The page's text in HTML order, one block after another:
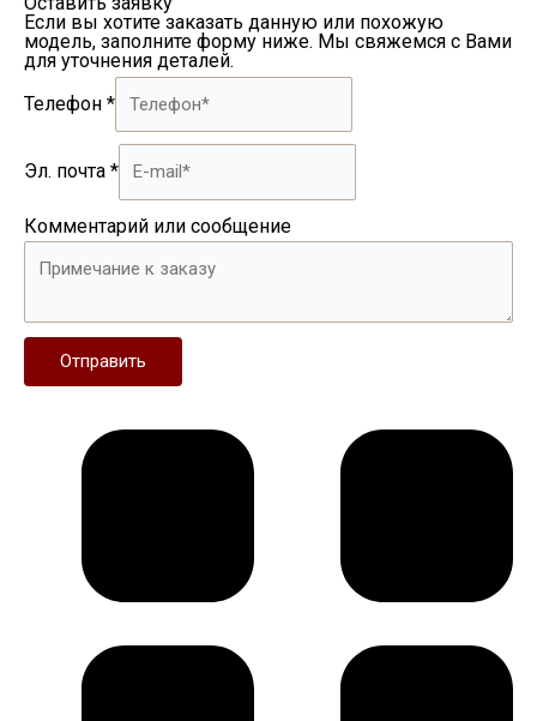
Если вы хотите заказать данную или похожую
модель, заполните форму ниже. Мы свяжемся с Вами
для уточнения деталей.
Телефон *
Эл. почта *
Комментарий или сообщение
Отправить